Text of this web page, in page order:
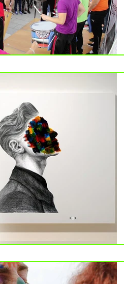
Fragmentos de Vida.
El Centro de participación activa
actividad desde su programa
participación social y red de apoyo
comunitario
cultura social
9 mar 2023 2 min de lectura